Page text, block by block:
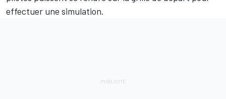
effectuer une simulation.